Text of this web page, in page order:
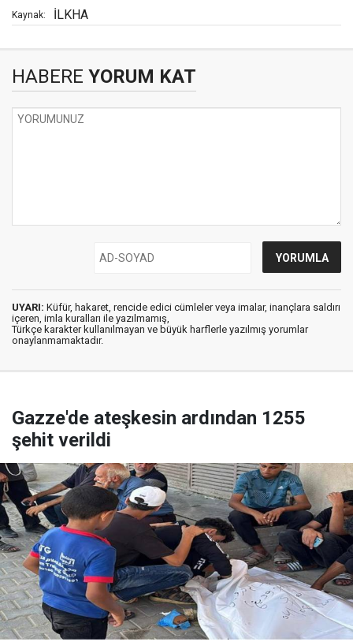
Kaynak: İLKHA
HABERE YORUM KAT
UYARI: Küfür, hakaret, rencide edici cümleler veya imalar, inançlara saldırı
içeren, imla kuralları ile yazılmamış,
Türkçe karakter kullanılmayan ve büyük harflerle yazılmış yorumlar
onaylanmamaktadır.
Gazze'de ateşkesin ardından 1255
şehit verildi